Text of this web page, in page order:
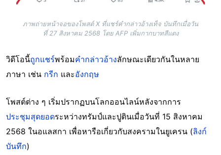
ภาพถ่ายหน้าจอของโพสต์ X ที่แชร์คำกล่าวอ้างเท็จ บันทึกเมื่อวัน
ที่ 27 สิงหาคม 2568 โดย AFP เพิ่มกากบาทสีแดง
วิดีโอนี้ถูกแชร์พร้อมคำกล่าวอ้างลักษณะเดียวกันในหลาย
ภาษา เช่น กรีก และอังกฤษ
โพสต์ต่าง ๆ เริ่มปรากฏบนโลกออนไลน์หลังจากการ
ประชุมสุดยอดระหว่างทรัมป์และปูตินเมื่อวันที่ 15 สิงหาคม
2568 ในอแลสกา เพื่อหารือเกี่ยวกับสงครามในยูเครน (ลิงก์
บันทึก)